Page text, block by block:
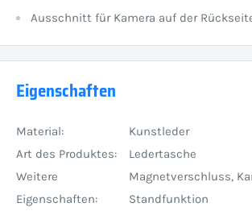
Ausschnitt für Kamera auf der
Eigenschaften
Material:
Kunstleder
Art des Produktes:
Ledertasche
Weitere
Eigenschaften:
Magnetverschluss,
Standfunktion